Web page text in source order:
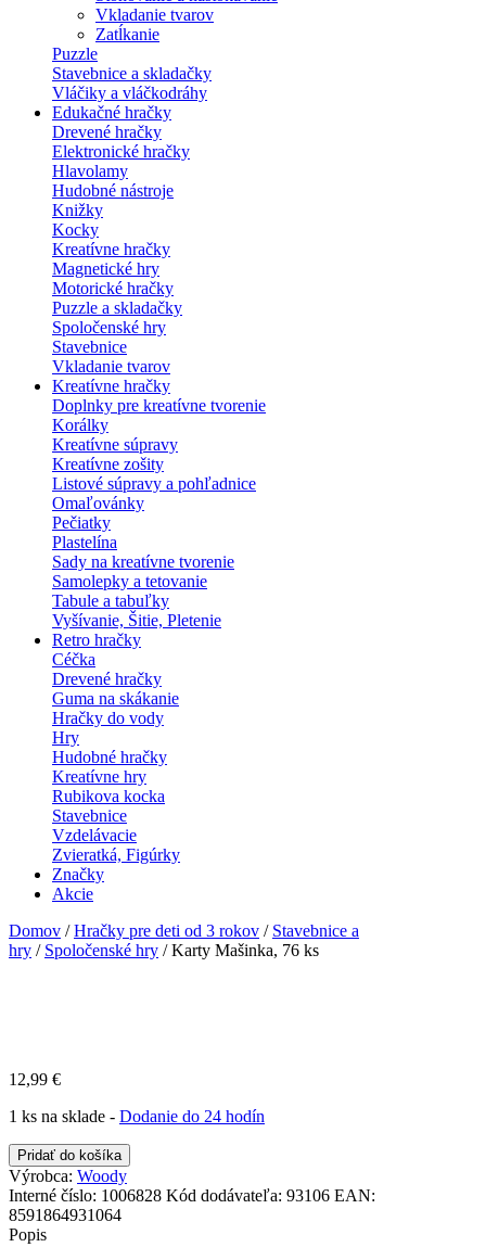
Vkladanie tvarov
Zatĺkanie
Puzzle
Stavebnice a skladačky
Vláčiky a vláčkodráhy
Edukačné hračky
Drevené hračky
Elektronické hračky
Hlavolamy
Hudobné nástroje
Knižky
Kocky
Kreatívne hračky
Magnetické hry
Motorické hračky
Puzzle a skladačky
Spoločenské hry
Stavebnice
Vkladanie tvarov
Kreatívne hračky
Doplnky pre kreatívne tvorenie
Korálky
Kreatívne súpravy
Kreatívne zošity
Listové súpravy a pohľadnice
Omaľovánky
Pečiatky
Plastelína
Sady na kreatívne tvorenie
Samolepky a tetovanie
Tabule a tabuľky
Vyšívanie, Šitie, Pletenie
Retro hračky
Céčka
Drevené hračky
Guma na skákanie
Hračky do vody
Hry
Hudobné hračky
Kreatívne hry
Rubikova kocka
Stavebnice
Vzdelávacie
Zvieratká, Figúrky
Značky
Akcie
Domov /Hračky pre deti od 3 rokov / Stavebnice a
hry / Spoločenské hry / Karty Mašinka, 76 ks
12,99 €
1 ks na sklade - Dodanie do 24 hodín
množstvo
Karty
Mašinka,
76
ks
Pridať do košíka
Výrobca: Woody
Interné číslo: 1006828 Kód dodávateľa: 93106 EAN:
8591864931064
Popis